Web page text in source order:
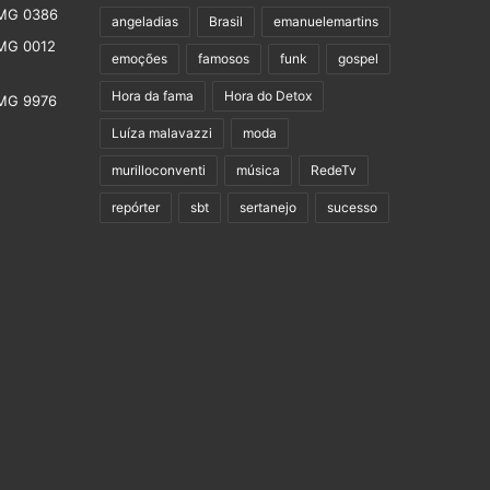
angeladias Brasil emanuelemartins
emoções famosos funk gospel
Hora da fama Hora do Detox
Luíza malavazzi moda
murilloconventi música RedeTv
repórter sbt sertanejo sucesso